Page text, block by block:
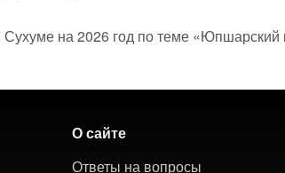
Сухуме на 2026 год по теме
О сайте
Ответы на вопросы